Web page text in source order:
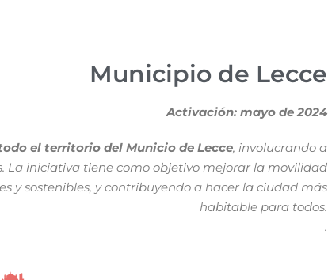
Municipio de Lecce
Activación: mayo de 2024
el territorio del Municio de Lecce, involucrando a
La iniciativa tiene como objetivo mejorar la movilidad
y sostenibles, y contribuyendo a hacer la ciudad más
habitable para todos.
.